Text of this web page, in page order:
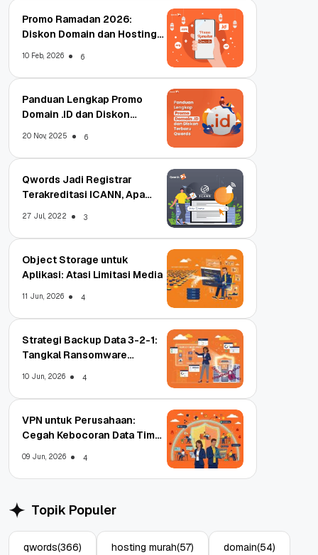
Promo Ramadan 2026:
Diskon Domain dan Hosting
10 Feb, 2026 6
Panduan Lengkap Promo
Domain .ID dan Diskon
20 Nov, 2025 6
Qwords Jadi Registrar
Terakreditasi ICANN, Apa
27 Jul, 2022 3
Object Storage untuk
Aplikasi: Atasi Limitasi Media
11 Jun, 2026 4
Strategi Backup Data 3-2-1:
Tangkal Ransomware
10 Jun, 2026 4
VPN untuk Perusahaan:
Cegah Kebocoran Data Tim
09 Jun, 2026 4
Topik Populer
qwords(366) hosting murah(57) domain(54)